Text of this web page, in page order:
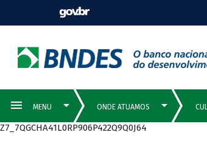
Z7_7QGCHA41L0RP906P422Q9Q0J64